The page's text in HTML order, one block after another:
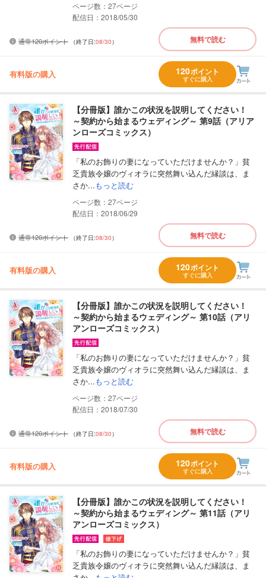
27
配信日：2018/05/30
通常120ポイント （終了日:08/30） 無料で読む
有料版の購入 120ポイント
すぐに購入
【分冊版】誰かこの状況を説明してください！
～契約から始まるウェディング～ 第9話（アリア
ンローズコミックス）
「私のお飾りの妻になっていただけませんか？」貧
乏貴族令嬢のヴィオラに突然舞い込んだ縁談は、ま
さか...もっと読む
27
配信日：2018/06/29
通常120ポイント （終了日:08/30） 無料で読む
有料版の購入 120ポイント
すぐに購入
【分冊版】誰かこの状況を説明してください！
～契約から始まるウェディング～ 第10話（アリ
アンローズコミックス）
「私のお飾りの妻になっていただけませんか？」貧
乏貴族令嬢のヴィオラに突然舞い込んだ縁談は、ま
さか...もっと読む
27
配信日：2018/07/30
通常120ポイント （終了日:08/30） 無料で読む
有料版の購入 120ポイント
すぐに購入
【分冊版】誰かこの状況を説明してください！
～契約から始まるウェディング～ 第11話（アリ
アンローズコミックス）
「私のお飾りの妻になっていただけませんか？」貧
乏貴族令嬢のヴィオラに突然舞い込んだ縁談は、ま